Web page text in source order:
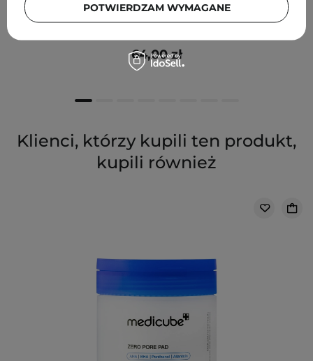
Mjuuk - Silver Conditioner - Odżywka Ochładzająca
Kolor - 250ml
64,00 zł
Klienci, którzy kupili ten produkt,
kupili również
POTWIERDZAM WYMAGANE